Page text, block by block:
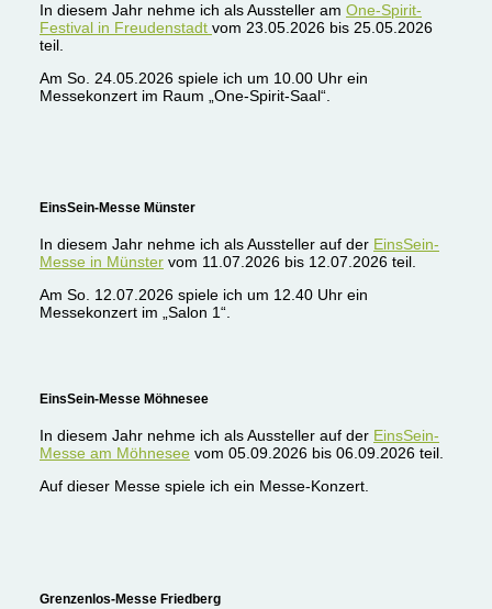
In diesem Jahr nehme ich als Aussteller am One-Spirit-
Festival in Freudenstadt vom 23.05.2026 bis 25.05.2026
teil.
Am So. 24.05.2026 spiele ich um 10.00 Uhr ein
Messekonzert im Raum „One-Spirit-Saal“.
EinsSein-Messe Münster
In diesem Jahr nehme ich als Aussteller auf der EinsSein-
Messe in Münster vom 11.07.2026 bis 12.07.2026 teil.
Am So. 12.07.2026 spiele ich um 12.40 Uhr ein
Messekonzert im „Salon 1“.
EinsSein-Messe Möhnesee
In diesem Jahr nehme ich als Aussteller auf der EinsSein-
Messe am Möhnesee vom 05.09.2026 bis 06.09.2026 teil.
Auf dieser Messe spiele ich ein Messe-Konzert.
Grenzenlos-Messe Friedberg